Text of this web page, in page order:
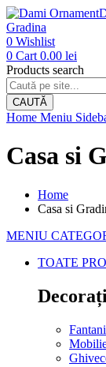
Gradina
0 Wishlist
0 Cart 0.00 lei
Products search
CAUTĂ
Home Meniu
Casa si
Home
Casa si
MENIU
TOATE